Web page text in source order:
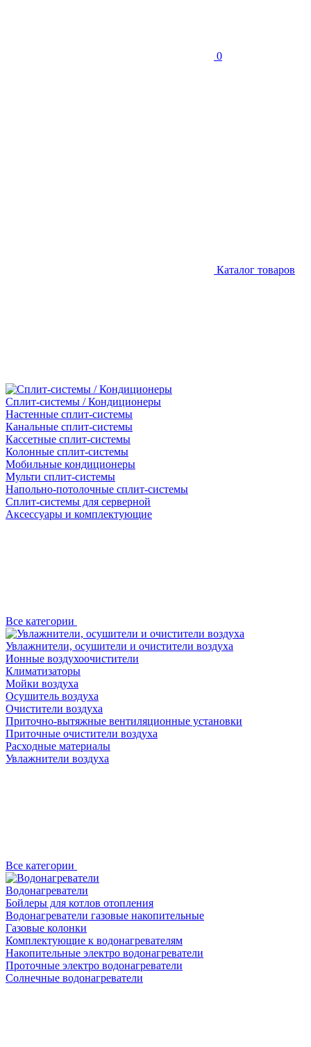
0
Каталог товаров
Сплит-системы / Кондиционеры
Настенные сплит-системы
Канальные сплит-системы
Кассетные сплит-системы
Колонные сплит-системы
Мобильные кондиционеры
Мульти сплит-системы
Напольно-потолочные сплит-системы
Сплит-системы для серверной
Аксессуары и комплектующие
Все категории
Увлажнители, осушители и очистители воздуха
Ионные воздухоочистители
Климатизаторы
Мойки воздуха
Осушитель воздуха
Очистители воздуха
Приточно-вытяжные вентиляционные установки
Приточные очистители воздуха
Расходные материалы
Увлажнители воздуха
Все категории
Водонагреватели
Бойлеры для котлов отопления
Водонагреватели газовые накопительные
Газовые колонки
Комплектующие к водонагревателям
Накопительные электро водонагреватели
Проточные электро водонагреватели
Солнечные водонагреватели